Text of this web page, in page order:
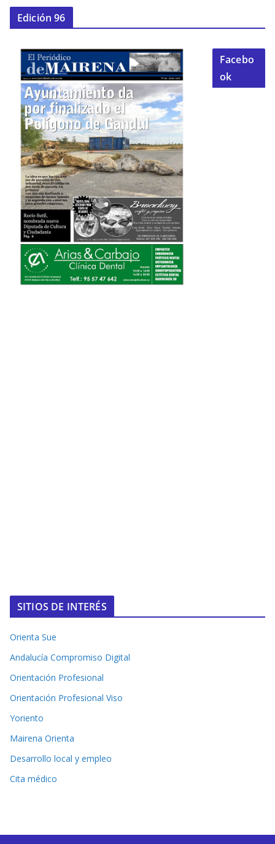
Edición 96
Facebo
ok
SITIOS DE INTERÉS
Orienta Sue
Andalucía Compromiso Digital
Orientación Profesional
Orientación Profesional Viso
Yoriento
Mairena Orienta
Desarrollo local y empleo
Cita médico